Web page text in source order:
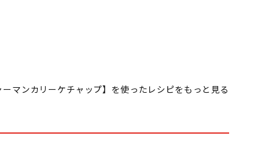
ーマンカリーケチャップ】を使ったレシピをもっと見る